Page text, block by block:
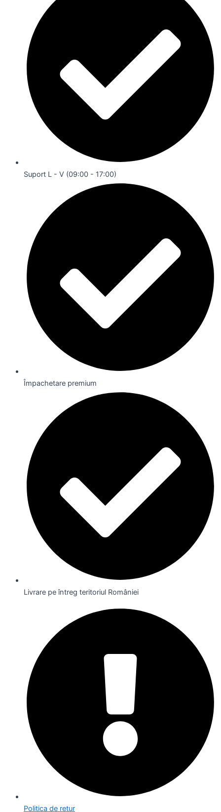
Suport L - V (09:00 - 17:00)
Împachetare premium
Livrare pe întreg teritoriul României
Politica de retur